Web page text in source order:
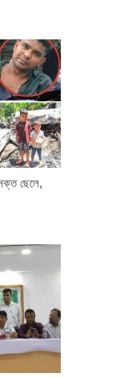
ছেলে,